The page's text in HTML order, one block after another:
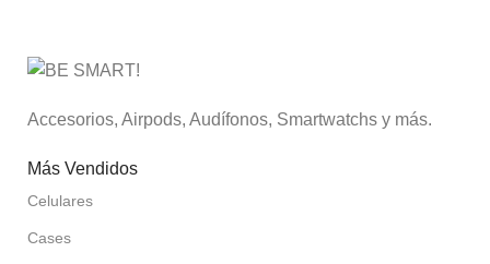
Accesorios, Airpods, Audífonos, Smartwatchs y más.
Más Vendidos
Celulares
Cases